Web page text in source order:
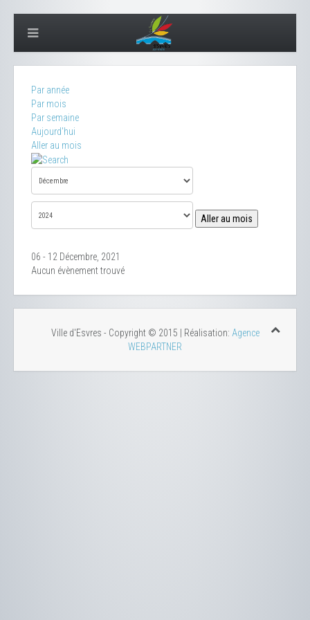
Par année
Par mois
Par semaine
Aujourd'hui
Aller au mois
Aller au mois
06 - 12 Décembre, 2021
Aucun évènement trouvé
Ville d'Esvres - Copyright © 2015 | Réalisation: Agence
WEBPARTNER